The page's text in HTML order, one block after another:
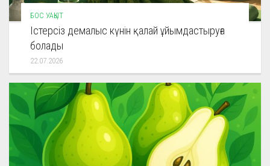
БОС УАҚЫТ
Істерсіз демалыс күнін қалай ұйымдастыруға
болады
22.07.2026